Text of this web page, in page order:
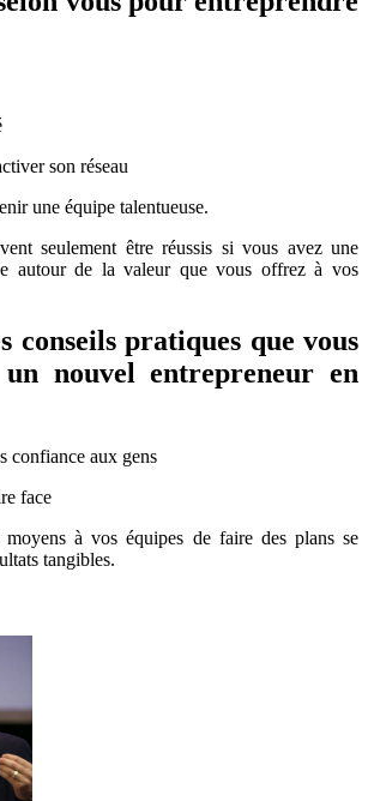
son réseau
une équipe talentueuse.
seulement être réussis si vous avez une
autour de la valeur que vous offrez à vos
conseils pratiques que vous
nouvel entrepreneur en
aux gens
face
à vos équipes de faire des plans se
tangibles.